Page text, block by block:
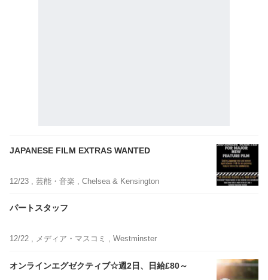
JAPANESE FILM EXTRAS WANTED
12/23 , 芸能・音楽 , Chelsea & Kensington
パートスタッフ
12/22 , メディア・マスコミ , Westminster
オンラインエグゼクティブ☆週2日、日給£80～